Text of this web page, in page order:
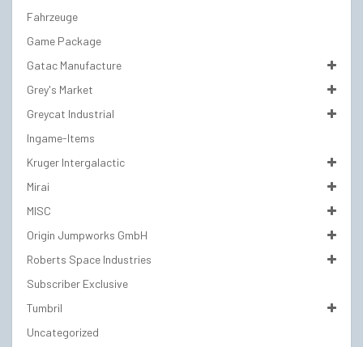
Fahrzeuge
Game Package
Gatac Manufacture
Grey's Market
Greycat Industrial
Ingame-Items
Kruger Intergalactic
Mirai
MISC
Origin Jumpworks GmbH
Roberts Space Industries
Subscriber Exclusive
Tumbril
Uncategorized